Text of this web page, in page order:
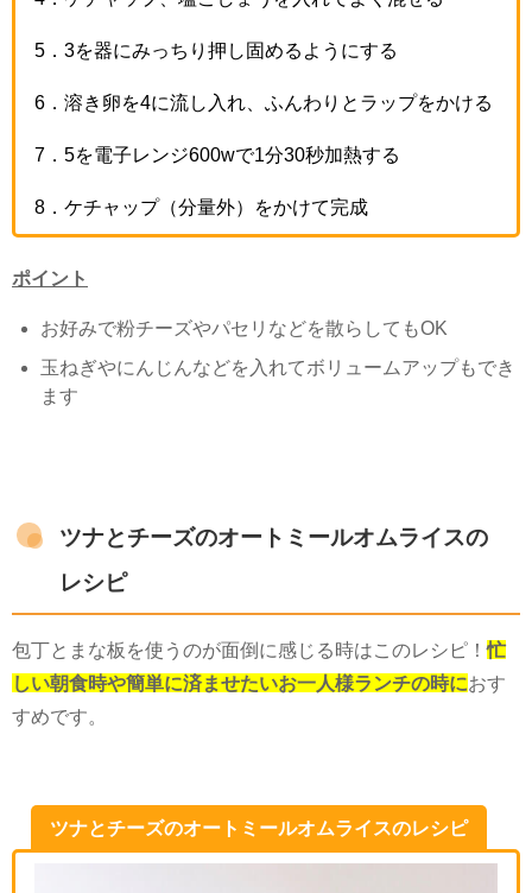
5 3を器にみっちり押し固めるようにする
6 ．溶き卵を4に流し入れ、ふんわりとラップをかける
7 5を電子レンジ600wで1 分30秒加熱する
8 ．ケチャップ（分量外）をかけて完成
ポイント
お好みで粉チーズやパセリなどを散らしてもOK
玉ねぎやにんじんなどを入れてボリュームアップもでき
ます
ツナとチーズのオートミールオムライスの
レシピ
包丁とまな板を使うのが面倒に感じる時はこのレシピ！忙
しい朝食時や簡単に済ませたいお一人様ランチの時におす
すめです。
ツナとチーズのオートミールオムライスのレシピ